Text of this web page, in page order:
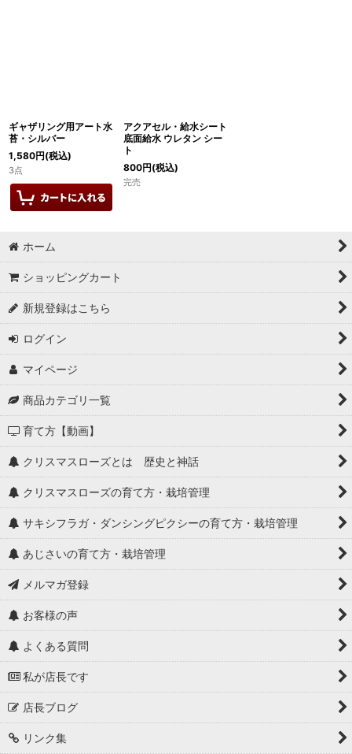
ギャザリング用アート水
苔・シルバー
1,580円(税込)
3点
アクアセル・給水シート
底面給水 ウレタン シー
ト
800円(税込)
完売
ホーム
ショッピングカート
新規登録はこちら
ログイン
マイページ
商品カテゴリ一覧
育て方【動画】
クリスマスローズとは 歴史と神話
クリスマスローズの育て方・栽培管理
サキシフラガ・ダンシングピクシーの育て方・栽培管理
あじさいの育て方・栽培管理
メルマガ登録
お客様の声
よくある質問
私が店長です
店長ブログ
リンク集